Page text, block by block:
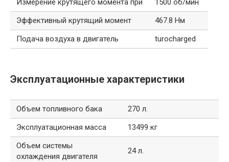
Измерение крутящего момента при
1500 об/мин
Эффективный крутящий момент
467.8 Нм
Подача воздуха в двигатель
turocharged
Эксплуатационные характеристики
Объем топливного бака
270 л.
Эксплуатационная масса
13499 кг
Объем системы
охлаждения двигателя
24 л.